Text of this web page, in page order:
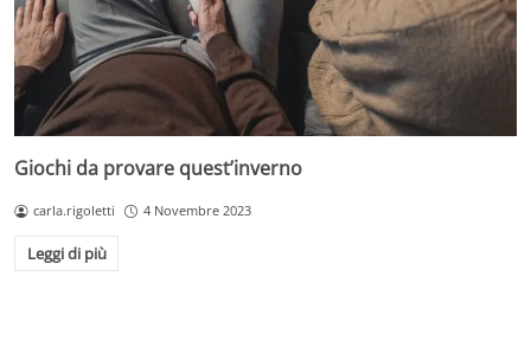
Giochi da provare quest’inverno
carla.rigoletti 4 Novembre 2023
Leggi di più